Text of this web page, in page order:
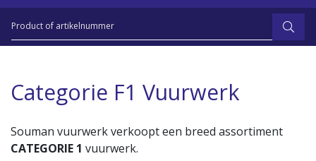
Categorie F1 Vuurwerk
Souman vuurwerk verkoopt een breed assortiment
CATEGORIE 1 vuurwerk.